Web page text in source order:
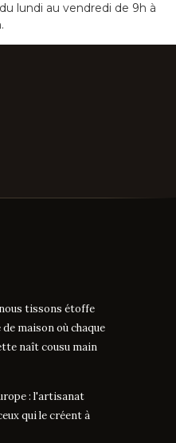
lundi au vendredi de 9h à
tissons étoffe
maison où chaque
naît cousu main
: l'artisanat
qui le créent à